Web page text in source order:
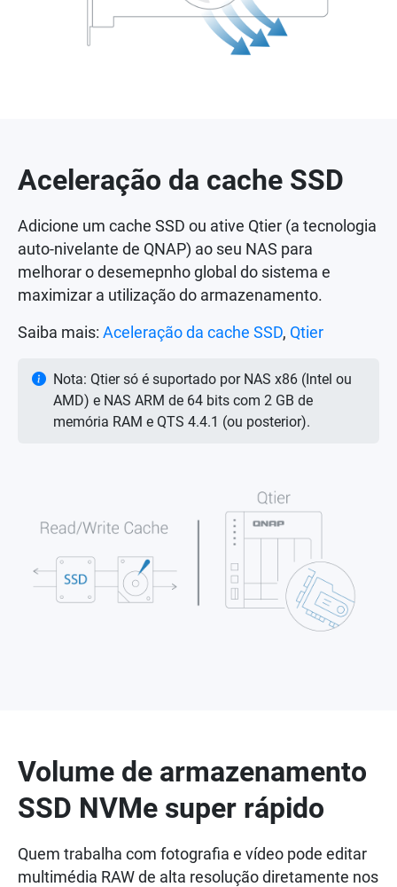
Aceleração da cache SSD
Adicione um cache SSD ou ative Qtier (a tecnologia
auto-nivelante de QNAP) ao seu NAS para
melhorar o desemepnho global do sistema e
maximizar a utilização do armazenamento.
Saiba mais: Aceleração da cache SSD, Qtier
Nota: Qtier só é suportado por NAS x86 (Intel ou
AMD) e NAS ARM de 64 bits com 2 GB de
memória RAM e QTS 4.4.1 (ou posterior).
Volume de armazenamento
SSD NVMe super rápido
Quem trabalha com fotografia e vídeo pode editar
multimédia RAW de alta resolução diretamente nos